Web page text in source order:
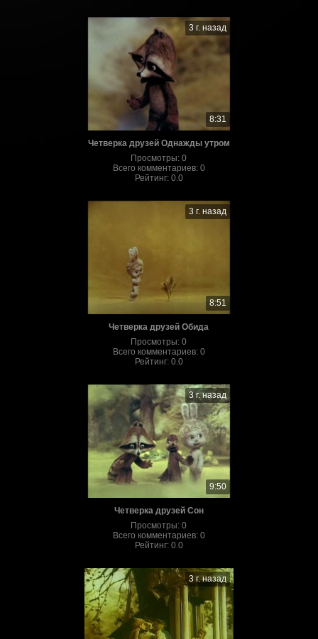
3 г. назад
8:31
Четверка друзей Однажды утром
Просмотры:0
Всего комментариев: 0
Рейтинг: 0.0
3 г. назад
8:51
Четверка друзей Обида
Просмотры:0
Всего комментариев: 0
Рейтинг: 0.0
3 г. назад
9:50
Четверка друзей Сон
Просмотры:0
Всего комментариев: 0
Рейтинг: 0.0
3 г. назад